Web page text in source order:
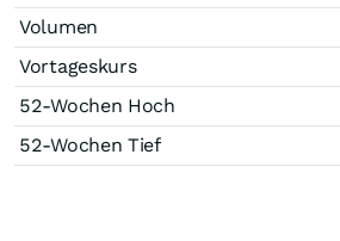
Volumen
Vortageskurs
52-Wochen Hoch
52-Wochen Tief